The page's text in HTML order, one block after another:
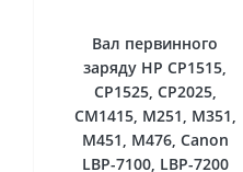
Вал первинного
заряду HP CP1515,
CP1525, CP2025,
CM1415, M251, M351,
M451, M476, Canon
LBP-7100, LBP-7200